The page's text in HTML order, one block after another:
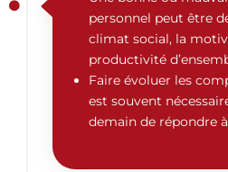
personnel peut être
climat social, la
productivité
Faire évoluer les
est souvent
demain de répondre